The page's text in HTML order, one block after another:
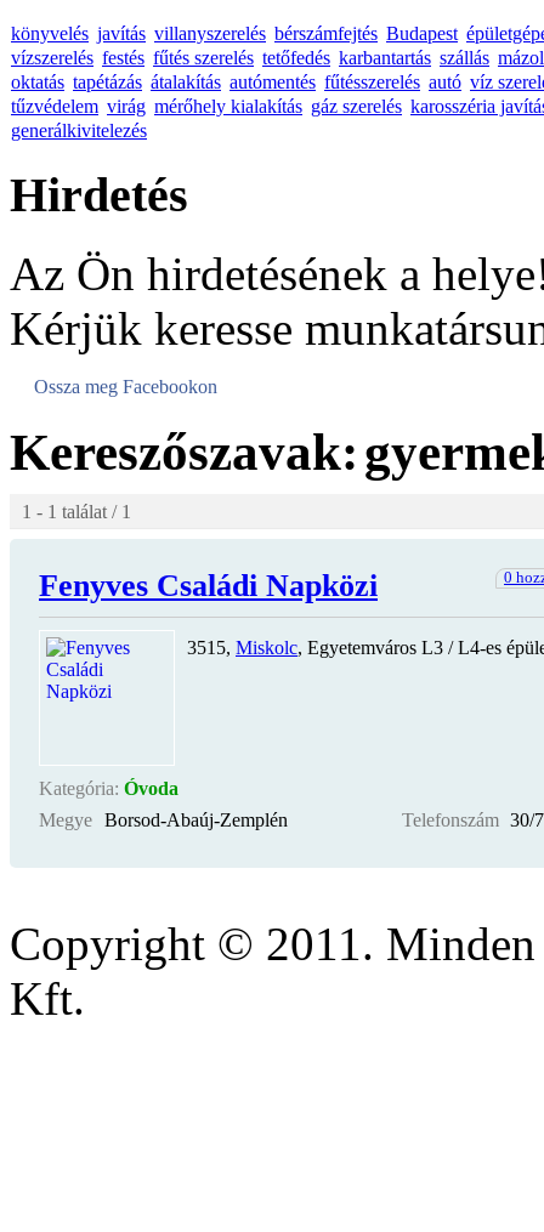
könyvelés javítás villanyszerelés bérszámfejtés Budapest
vízszerelés festés fűtés szerelés tetőfedés karbantartás szállás
oktatás tapétázás átalakítás autómentés fűtésszerelés autó víz
tűzvédelem virág mérőhely kialakítás gáz szerelés karosszéria
generálkivitelezés
Hirdetés
Az Ön hirdetésének a
Kérjük keresse
Ossza meg Facebookon
Kereszőszavak:
1 - 1 találat / 1
Fenyves Családi Napközi 0
3515, Miskolc, Egyetemváros L3 / L4-es
Kategória: Óvoda
Megye Borsod-Abaúj-Zemplén Telefonszám 30/
Copyright © 2011.
Kft.